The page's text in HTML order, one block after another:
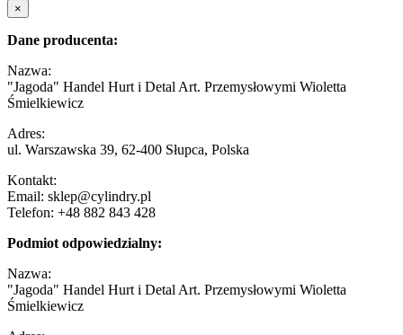
×
Dane producenta:
Nazwa:
"Jagoda" Handel Hurt i Detal Art. Przemysłowymi Wioletta
Śmielkiewicz
Adres:
ul. Warszawska 39, 62-400 Słupca, Polska
Kontakt:
Email: sklep@cylindry.pl
Telefon: +48 882 843 428
Podmiot odpowiedzialny:
Nazwa:
"Jagoda" Handel Hurt i Detal Art. Przemysłowymi Wioletta
Śmielkiewicz